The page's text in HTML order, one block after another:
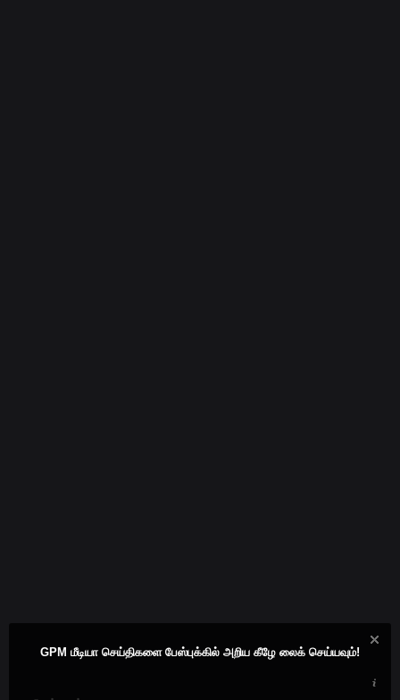
GPM மீடியா செய்திகளை பேஸ்புக்கில் அறிய கீழே லைக் செய்யவும்!